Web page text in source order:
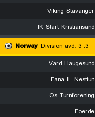
Viking Stavanger
IK Start Kristiansand
Norway
3. Division avd. 3
Vard Haugesund
Fana IL Nesttun
Os Turnforening
Foerde